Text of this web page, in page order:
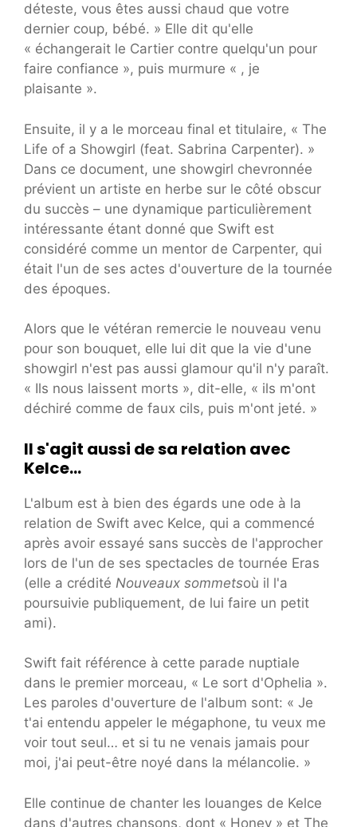
déteste, vous êtes aussi chaud que votre
dernier coup, bébé. » Elle dit qu'elle
« échangerait le Cartier contre quelqu'un pour
faire confiance », puis murmure « , je
plaisante ».
Ensuite, il y a le morceau final et titulaire, « The
Life of a Showgirl (feat. Sabrina Carpenter). »
Dans ce document, une showgirl chevronnée
prévient un artiste en herbe sur le côté obscur
du succès – une dynamique particulièrement
intéressante étant donné que Swift est
considéré comme un mentor de Carpenter, qui
était l'un de ses actes d'ouverture de la tournée
des époques.
Alors que le vétéran remercie le nouveau venu
pour son bouquet, elle lui dit que la vie d'une
showgirl n'est pas aussi glamour qu'il n'y paraît.
« Ils nous laissent morts », dit-elle, « ils m'ont
déchiré comme de faux cils, puis m'ont jeté. »
Il s'agit aussi de sa relation avec
Kelce…
L'album est à bien des égards une ode à la
relation de Swift avec Kelce, qui a commencé
après avoir essayé sans succès de l'approcher
lors de l'un de ses spectacles de tournée Eras
(elle a crédité Nouveaux sommetsoù il l'a
poursuivie publiquement, de lui faire un petit
ami).
Swift fait référence à cette parade nuptiale
dans le premier morceau, « Le sort d'Ophelia ».
Les paroles d'ouverture de l'album sont: « Je
t'ai entendu appeler le mégaphone, tu veux me
voir tout seul… et si tu ne venais jamais pour
moi, j'ai peut-être noyé dans la mélancolie. »
Elle continue de chanter les louanges de Kelce
dans d'autres chansons, dont « Honey » et The